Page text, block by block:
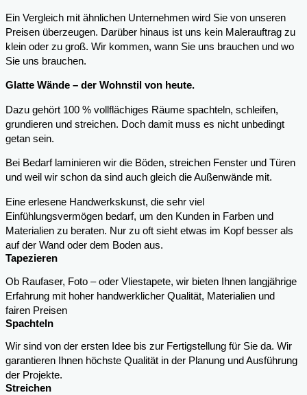
Ein Vergleich mit ähnlichen Unternehmen wird Sie von unseren
Preisen überzeugen. Darüber hinaus ist uns kein Malerauftrag zu
klein oder zu groß. Wir kommen, wann Sie uns brauchen und wo
Sie uns brauchen.
Glatte Wände – der Wohnstil von heute.
Dazu gehört 100 % vollflächiges Räume spachteln, schleifen,
grundieren und streichen. Doch damit muss es nicht unbedingt
getan sein.
Bei Bedarf laminieren wir die Böden, streichen Fenster und Türen
und weil wir schon da sind auch gleich die Außenwände mit.
Eine erlesene Handwerkskunst, die sehr viel
Einfühlungsvermögen bedarf, um den Kunden in Farben und
Materialien zu beraten. Nur zu oft sieht etwas im Kopf besser als
auf der Wand oder dem Boden aus.
Tapezieren
Ob Raufaser, Foto – oder Vliestapete, wir bieten Ihnen langjährige
Erfahrung mit hoher handwerklicher Qualität, Materialien und
fairen Preisen
Spachteln
Wir sind von der ersten Idee bis zur Fertigstellung für Sie da. Wir
garantieren Ihnen höchste Qualität in der Planung und Ausführung
der Projekte.
Streichen